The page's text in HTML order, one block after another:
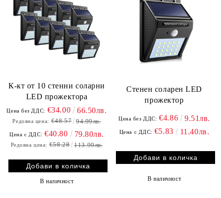
К-кт от 10 стенни соларни
LED прожектора
Цена без ДДС: €34.00 66.50лв.
Редовна цена: €48.57 94.99лв.
Цена с ДДС: €40.80 79.80лв.
Редовна цена: €58.28 113.99лв.
В наличност
Стенен соларен LED
прожектор
Цена без ДДС: €4.86 9.51лв.
Цена с ДДС: €5.83 11.40лв.
В наличност